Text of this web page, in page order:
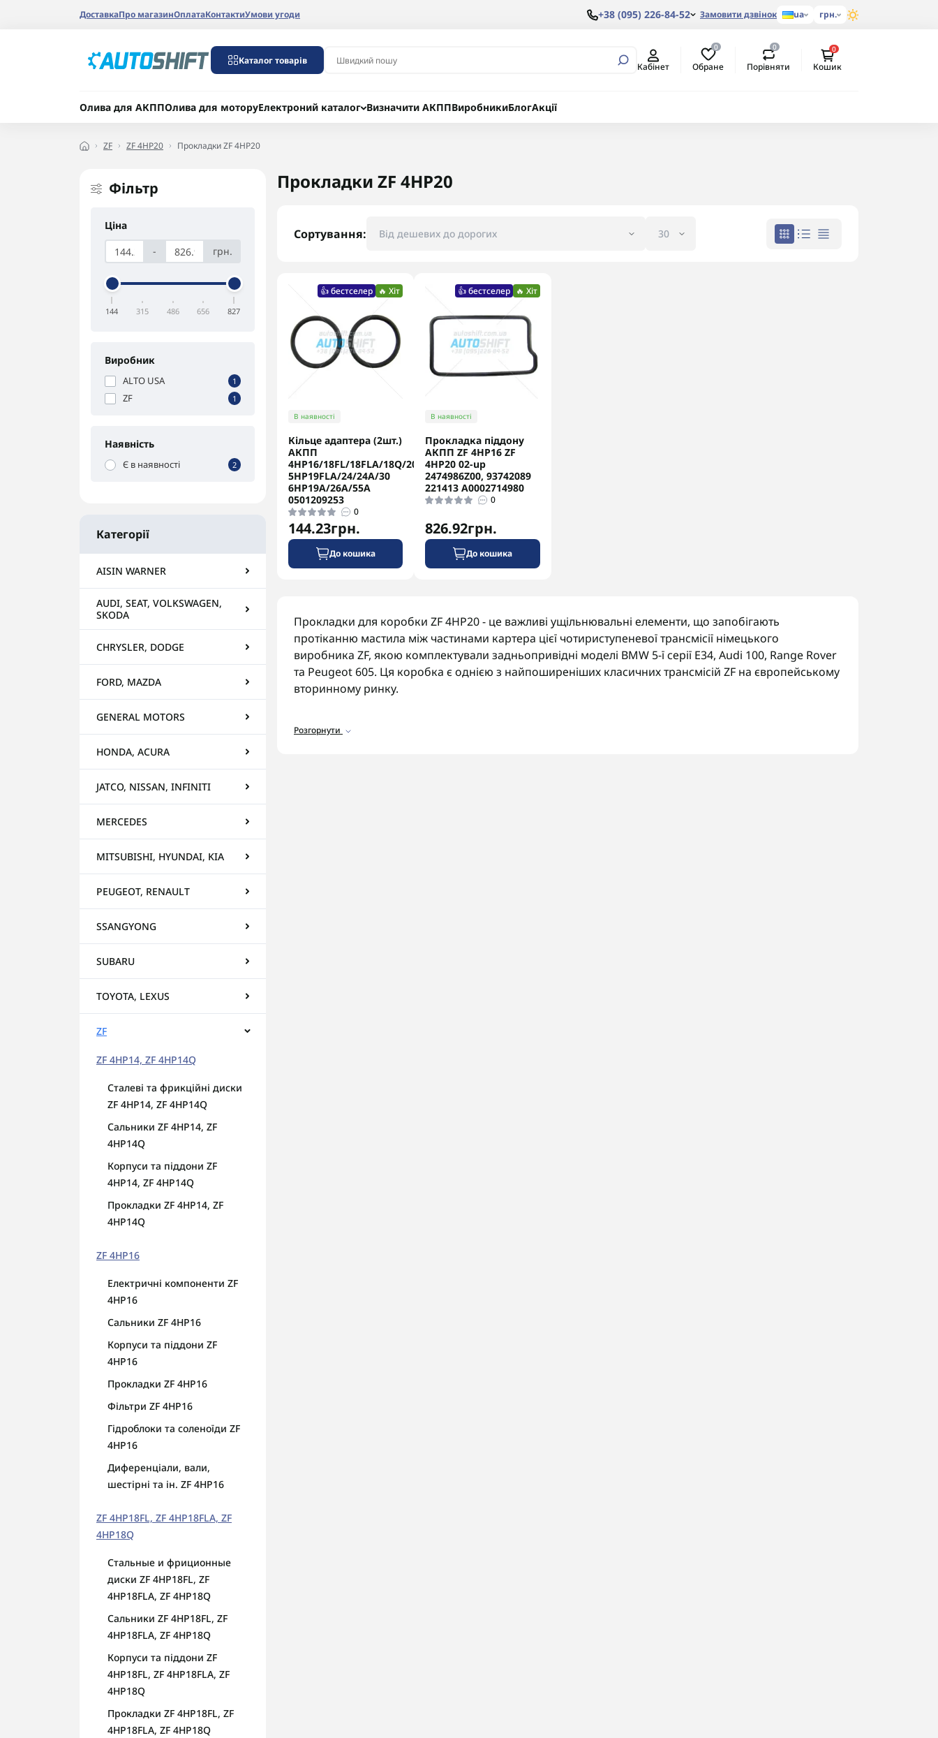
ДоставкаПро магазинОплатаКонтактиУмови угоди +38 (095) 226-84-52 Замовити дзвінок ua грн.
Каталог товарів
Кабінет
0
Обране
0
Порівняти
0
Кошик
Олива для АКППОлива для моторуЕлектроний каталог Визначити АКППВиробникиБлогАкції
ZF ZF 4HP20 Прокладки ZF 4HP20
Фільтр
Ціна
-
грн.
144 315 486 656 827
Виробник
ALTO USA 1
ZF 1
Наявність
Є в наявності 2
Категорії
AISIN WARNER
AUDI, SEAT, VOLKSWAGEN,
SKODA
CHRYSLER, DODGE
FORD, MAZDA
GENERAL MOTORS
HONDA, ACURA
JATCO, NISSAN, INFINITI
MERCEDES
MITSUBISHI, HYUNDAI, KIA
PEUGEOT, RENAULT
SSANGYONG
SUBARU
TOYOTA, LEXUS
ZF
ZF 4HP14, ZF 4HP14Q
Сталеві та фрикційні диски
ZF 4HP14, ZF 4HP14Q
Сальники ZF 4HP14, ZF
4HP14Q
Корпуси та піддони ZF
4HP14, ZF 4HP14Q
Прокладки ZF 4HP14, ZF
4HP14Q
ZF 4HP16
Електричні компоненти ZF
4HP16
Сальники ZF 4HP16
Корпуси та піддони ZF
4HP16
Прокладки ZF 4HP16
Фільтри ZF 4HP16
Гідроблоки та соленоїди ZF
4HP16
Диференціали, вали,
шестірні та ін. ZF 4HP16
ZF 4HP18FL, ZF 4HP18FLA, ZF
4HP18Q
Стальные и фриционные
диски ZF 4HP18FL, ZF
4HP18FLA, ZF 4HP18Q
Сальники ZF 4HP18FL, ZF
4HP18FLA, ZF 4HP18Q
Корпуси та піддони ZF
4HP18FL, ZF 4HP18FLA, ZF
4HP18Q
Прокладки ZF 4HP18FL, ZF
4HP18FLA, ZF 4HP18Q
Прокладки ZF 4HP20
Сортування:
👍 бестселер 🔥 Хіт
В наявності
Кільце адаптера (2шт.)
АКПП
4HP16/18FL/18FLA/18Q/20
5HP19FLA/24/24A/30
6HP19A/26A/55A
0501209253
0
144.23грн.
До кошика
👍 бестселер 🔥 Хіт
В наявності
Прокладка піддону
АКПП ZF 4HP16 ZF
4HP20 02-up
2474986Z00, 93742089
221413 A0002714980
0
826.92грн.
До кошика
Прокладки для коробки ZF 4HP20 - це важливі ущільнювальні елементи, що запобігають
протіканню мастила між частинами картера цієї чотириступеневої трансмісії німецького
виробника ZF, якою комплектували задньопривідні моделі BMW 5-ї серії E34, Audi 100, Range Rover
та Peugeot 605. Ця коробка є однією з найпоширеніших класичних трансмісій ZF на європейському
вторинному ринку.
У каталозі представлені прокладки для коробки ZF 4HP20:
Розгорнути